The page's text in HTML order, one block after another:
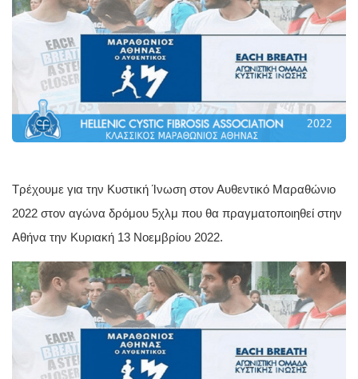
Τρέχουμε για την Κυστική Ίνωση στον Αυθεντικό Μαραθώνιο
2022 στον αγώνα δρόμου 5χλμ που θα πραγματοποιηθεί στην
Αθήνα την Κυριακή 13 Νοεμβρίου 2022.